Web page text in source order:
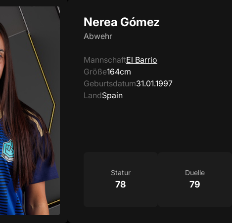
Nerea Gómez
Abwehr
MannschaftEl Barrio
Größe164cm
Geburtsdatum31.01.1997
LandSpain
Statur
78
Duelle
79